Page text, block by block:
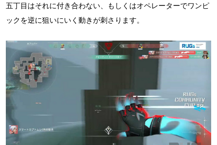
五丁目はそれに付き合わない、もしくはオペレーターでワンピ
ックを逆に狙いにいく動きが刺さります。